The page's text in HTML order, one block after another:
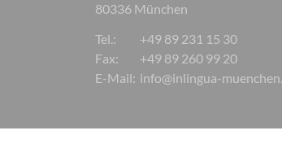
80336 München
Tel.:
+49 89 231 15 30
Fax:
+49 89 260 99 20
E-Mail: info@inlingua-